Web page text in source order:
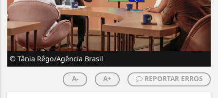
© Tânia Rêgo/Agência Brasil
A- A+ REPORTAR ERROS